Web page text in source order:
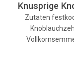
Knusprige
Zutaten